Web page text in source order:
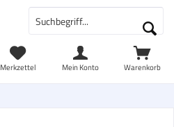
Warenkorb
Merkzettel Mein Konto